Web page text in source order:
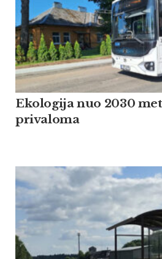
Ekologija nuo 2030
privaloma